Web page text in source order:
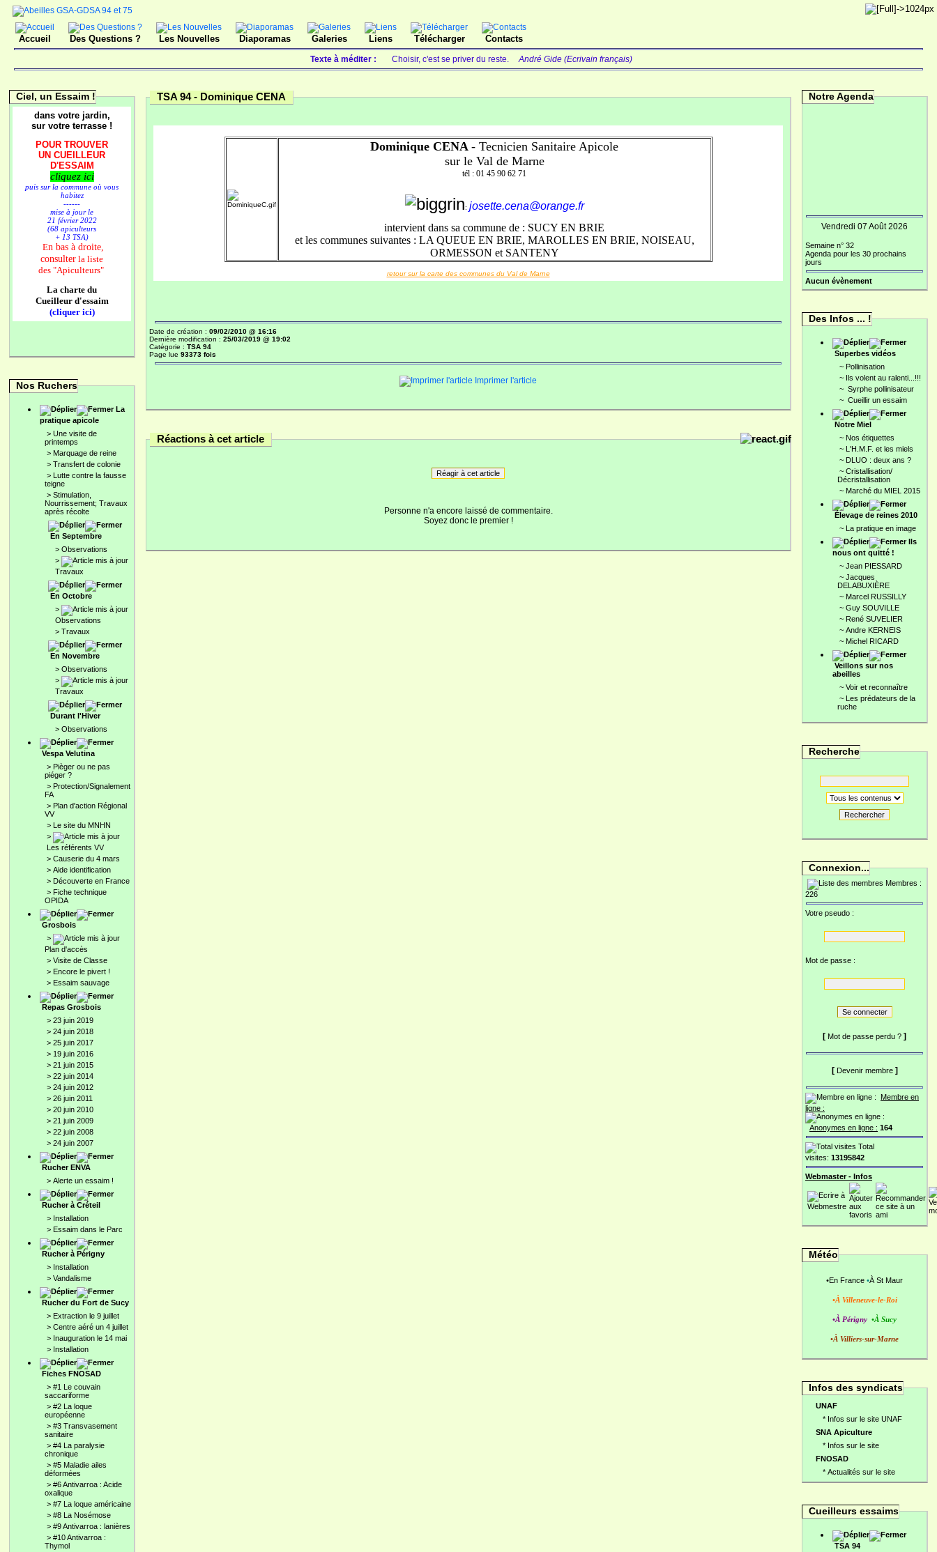
Accueil Des Questions ? Les Nouvelles Diaporamas Galeries Liens Télécharger Contacts
Texte à méditer : Choisir, c'est se priver du reste. André Gide (Ecrivain français)
Ciel, un Essaim !
dans votre jardin,
sur votre terrasse !
POUR TROUVER
UN CUEILLEUR
D'ESSAIM
cliquez ici
puis sur la commune où vous
habitez
------
mise à jour le
21 février 2022
(68 apiculteurs
+ 13 TSA)
En bas à droite,
consulter la liste
des "Apiculteurs"
La charte du
Cueilleur d'essaim
(cliquer ici)
Nos Ruchers
La
pratique apicole
> Une visite de
printemps
> Marquage de reine
> Transfert de colonie
> Lutte contre la fausse
teigne
> Stimulation,
Nourrissement; Travaux
après récolte
En Septembre
> Observations
>
Travaux
En Octobre
>
Observations
> Travaux
En Novembre
> Observations
>
Travaux
Durant l'Hiver
> Observations
Vespa Velutina
> Pièger ou ne pas
piéger ?
> Protection/Signalement
FA
> Plan d'action Régional
VV
> Le site du MNHN
>
Les référents VV
> Causerie du 4 mars
> Aide identification
> Découverte en France
> Fiche technique
OPIDA
Grosbois
>
Plan d'accès
> Visite de Classe
> Encore le pivert !
> Essaim sauvage
Repas Grosbois
> 23 juin 2019
> 24 juin 2018
> 25 juin 2017
> 19 juin 2016
> 21 juin 2015
> 22 juin 2014
> 24 juin 2012
> 26 juin 2011
> 20 juin 2010
> 21 juin 2009
> 22 juin 2008
> 24 juin 2007
Rucher ENVA
> Alerte un essaim !
Rucher à Créteil
> Installation
> Essaim dans le Parc
Rucher à Périgny
> Installation
> Vandalisme
Rucher du Fort de Sucy
> Extraction le 9 juillet
> Centre aéré un 4 juillet
> Inauguration le 14 mai
> Installation
Fiches FNOSAD
> #1 Le couvain
saccariforme
> #2 La loque
européenne
> #3 Transvasement
sanitaire
> #4 La paralysie
chronique
> #5 Maladie ailes
déformées
> #6 Antivarroa : Acide
oxalique
> #7 La loque américaine
> #8 La Nosémose
> #9 Antivarroa : lanières
> #10 Antivarroa :
Thymol
TSA 94 - Dominique CENA
Dominique CENA - Tecnicien Sanitaire Apicole
sur le Val de Marne
tél : 01 45 90 62 71
: josette.cena@orange.fr
intervient dans sa commune de : SUCY EN BRIE
et les communes suivantes : LA QUEUE EN BRIE, MAROLLES EN BRIE, NOISEAU,
ORMESSON et SANTENY
retour sur la carte des communes du Val de Marne
Date de création : 09/02/2010 @ 16:16
Dernière modification : 25/03/2019 @ 19:02
Catégorie : TSA 94
Page lue 93373 fois
Imprimer l'article
Réactions à cet article
Réagir à cet article
Personne n'a encore laissé de commentaire.
Soyez donc le premier !
Notre Agenda
Vendredi 07 Août 2026
Semaine n° 32
Agenda pour les 30 prochains
jours
Aucun évènement
Des Infos ... !
Superbes vidéos
~ Pollinisation
~ Ils volent au ralenti...!!!
~ Syrphe pollinisateur
~ Cueillir un essaim
Notre Miel
~ Nos étiquettes
~ L'H.M.F. et les miels
~ DLUO : deux ans ?
~ Cristallisation/
Décristallisation
~ Marché du MIEL 2015
Élevage de reines 2010
~ La pratique en image
Ils
nous ont quitté !
~ Jean PIESSARD
~ Jacques
DELABUXIÈRE
~ Marcel RUSSILLY
~ Guy SOUVILLE
~ René SUVELIER
~ Andre KERNEIS
~ Michel RICARD
Veillons sur nos
abeilles
~ Voir et reconnaître
~ Les prédateurs de la
ruche
Recherche
Rechercher
Connexion...
Membres :
226
Votre pseudo :
Mot de passe :
[ Mot de passe perdu ? ]
[ Devenir membre]
Membre en
ligne :
Anonymes en ligne : 164
Total
visites: 13195842
Webmaster - Infos
Météo
•En France •À St Maur
•À Villeneuve-le-Roi
•À Périgny •À Sucy
•À Villiers-sur-Marne
Infos des syndicats
UNAF
* Infos sur le site UNAF
SNA Apiculture
* Infos sur le site
FNOSAD
* Actualités sur le site
Cueilleurs essaims
TSA 94